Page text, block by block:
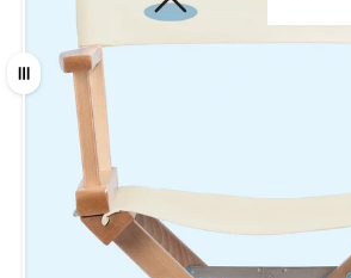
Ziehen